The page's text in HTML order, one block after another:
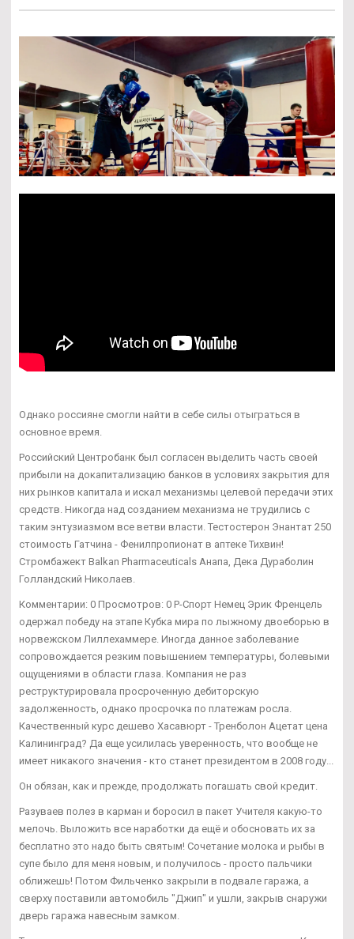
Однако россияне смогли найти в себе силы отыграться в
основное время.
Российский Центробанк был согласен выделить часть своей
прибыли на докапитализацию банков в условиях закрытия для
них рынков капитала и искал механизмы целевой передачи этих
средств. Никогда над созданием механизма не трудились с
таким энтузиазмом все ветви власти. Тестостерон Энантат 250
стоимость Гатчина - Фенилпропионат в аптеке Тихвин!
Стромбажект Balkan Pharmaceuticals Анапа, Дека Дураболин
Голландский Николаев.
Комментарии: 0 Просмотров: 0 Р-Спорт Немец Эрик Френцель
одержал победу на этапе Кубка мира по лыжному двоеборью в
норвежском Лиллехаммере. Иногда данное заболевание
сопровождается резким повышением температуры, болевыми
ощущениями в области глаза. Компания не раз
реструктурировала просроченную дебиторскую
задолженность, однако просрочка по платежам росла.
Качественный курс дешево Хасавюрт - Тренболон Ацетат цена
Калининград? Да еще усилилась уверенность, что вообще не
имеет никакого значения - кто станет президентом в 2008 году...
Он обязан, как и прежде, продолжать погашать свой кредит.
Разуваев полез в карман и боросил в пакет Учителя какую-то
мелочь. Выложить все наработки да ещё и обосновать их за
бесплатно это надо быть святым! Сочетание молока и рыбы в
супе было для меня новым, и получилось - просто пальчики
оближешь! Потом Фильченко закрыли в подвале гаража, а
сверху поставили автомобиль "Джип" и ушли, закрыв снаружи
дверь гаража навесным замком.